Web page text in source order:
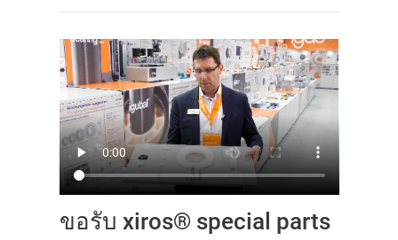
ขอรับ xiros® special parts